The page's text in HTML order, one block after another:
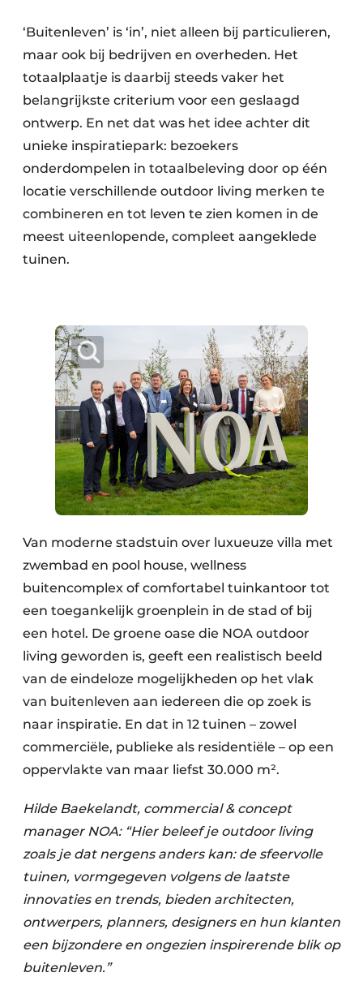
‘Buitenleven’ is ‘in’, niet alleen bij particulieren,
maar ook bij bedrijven en overheden. Het
totaalplaatje is daarbij steeds vaker het
belangrijkste criterium voor een geslaagd
ontwerp. En net dat was het idee achter dit
unieke inspiratiepark: bezoekers
onderdompelen in totaalbeleving door op één
locatie verschillende outdoor living merken te
combineren en tot leven te zien komen in de
meest uiteenlopende, compleet aangeklede
tuinen.
Van moderne stadstuin over luxueuze villa met
zwembad en pool house, wellness
buitencomplex of comfortabel tuinkantoor tot
een toegankelijk groenplein in de stad of bij
een hotel. De groene oase die NOA outdoor
living geworden is, geeft een realistisch beeld
van de eindeloze mogelijkheden op het vlak
van buitenleven aan iedereen die op zoek is
naar inspiratie. En dat in 12 tuinen – zowel
commerciële, publieke als residentiële – op een
oppervlakte van maar liefst 30.000 m².
Hilde Baekelandt, commercial & concept
manager NOA: “Hier beleef je outdoor living
zoals je dat nergens anders kan: de sfeervolle
tuinen, vormgegeven volgens de laatste
innovaties en trends, bieden architecten,
ontwerpers, planners, designers en hun klanten
een bijzondere en ongezien inspirerende blik op
buitenleven.”